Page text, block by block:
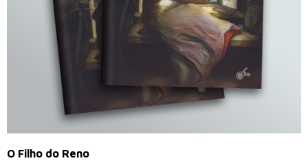
O Filho do Reno